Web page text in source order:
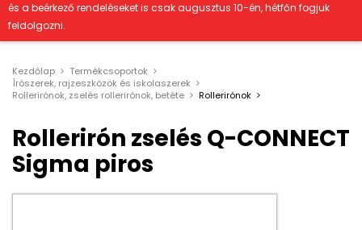
és a beérkező rendeléseket is csak augusztus 10-én, hétfőn fogjuk
feldolgozni.
Kezdőlap
Termékcsoportok
Írószerek, rajzeszközök és iskolaszerek
Rollerirónok, zselés rollerirónok, betéte
Rollerirónok
Rollerirón zselés Q-CONNECT
Sigma piros